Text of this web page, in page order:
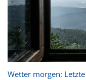
Wetter morgen: